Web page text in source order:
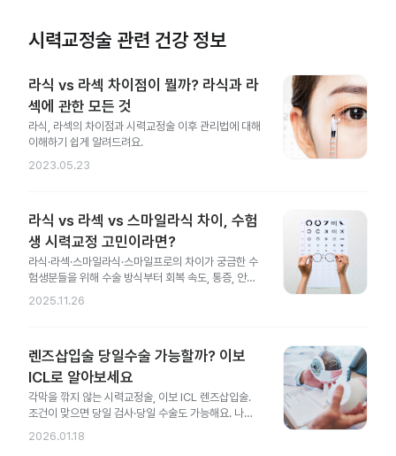
시력교정술 관련 건강 정보
라식 vs 라섹 차이점이 뭘까? 라식과 라
섹에 관한 모든 것
라식, 라섹의 차이점과 시력교정술 이후 관리법에 대해
이해하기 쉽게 알려드려요.
2023.05.23
라식 vs 라섹 vs 스마일라식 차이, 수험
생 시력교정 고민이라면?
라식·라섹·스마일라식·스마일프로의 차이가 궁금한 수
험생분들을 위해 수술 방식부터 회복 속도, 통증, 안전
성 차이까지 한 번에 정리했어요.
2025.11.26
렌즈삽입술 당일수술 가능할까? 이보
ICL로 알아보세요
각막을 깎지 않는 시력교정술, 이보 ICL 렌즈삽입술.
조건이 맞으면 당일 검사·당일 수술도 가능해요. 나에
게도 가능한지 지금 확인해 보세요.
2026.01.18